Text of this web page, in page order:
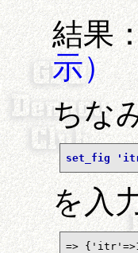
結果
示）
ちな
set_fig
を入
=>